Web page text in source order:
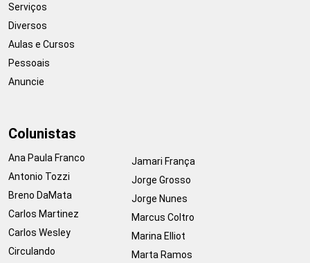
Serviços
Diversos
Aulas e Cursos
Pessoais
Anuncie
Colunistas
Ana Paula Franco
Antonio Tozzi
Breno DaMata
Carlos Martinez
Carlos Wesley
Circulando
Jamari França
Jorge Grosso
Jorge Nunes
Marcus Coltro
Marina Elliot
Marta Ramos